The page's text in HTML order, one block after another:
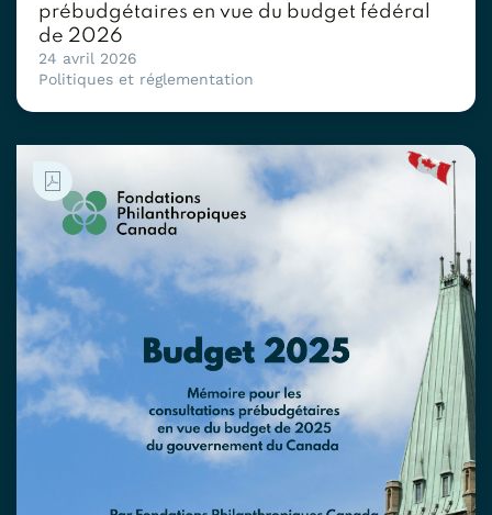
prébudgétaires en vue du budget fédéral
de 2026
24 avril 2026
Politiques et réglementation